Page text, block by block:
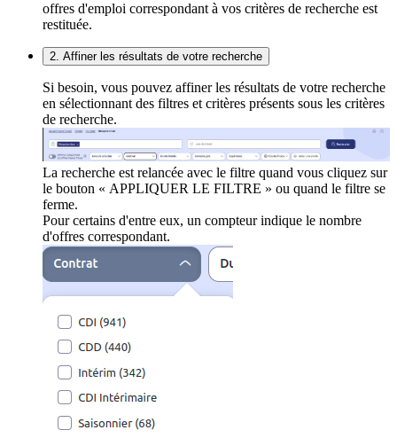
offres d'emploi correspondant à vos critères de recherche est
restituée.
2. Affiner les résultats de votre recherche
Si besoin, vous pouvez affiner les résultats de votre recherche
en sélectionnant des filtres et critères présents sous les critères
de recherche.
La recherche est relancée avec le filtre quand vous cliquez sur
le bouton « APPLIQUER LE FILTRE » ou quand le filtre se
ferme.
Pour certains d'entre eux, un compteur indique le nombre
d'offres correspondant.